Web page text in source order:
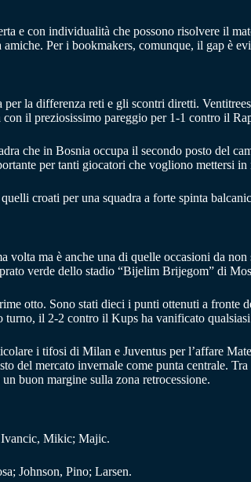
e con individualità che possono risolvere il
Per i bookmakers, comunque, il gap è
la differenza reti e gli scontri diretti.
il preziosissimo pareggio per 1-1 contro il
che in Bosnia occupa il secondo posto del
per tanti giocatori che vogliono mettersi
croati per una squadra a forte spinta
ma è anche una di quelle occasioni da
verde dello stadio “Bijelim Brijegom” di
otto. Sono stati dieci i punti ottenuti a
il 2-2 contro il Kups ha vanificato
i tifosi di Milan e Juventus per l’affare
del mercato invernale come punta centrale.
buon margine sulla zona retrocessione.
Mikic; Majic.
Johnson, Pino; Larsen.